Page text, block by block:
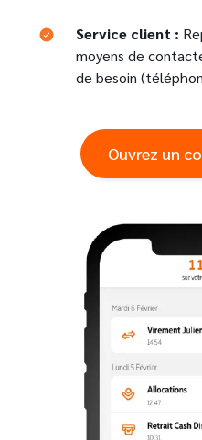
Service client :
moyens de
de besoin
Ouvrez un